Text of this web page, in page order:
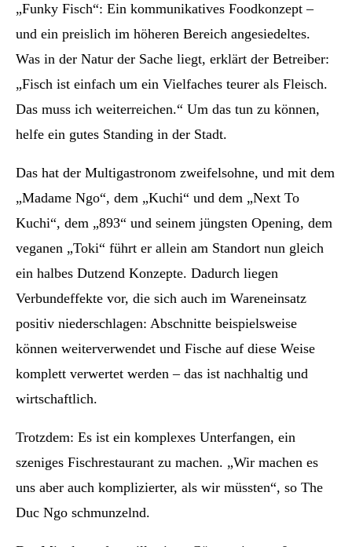
„Funky Fisch“: Ein kommunikatives Foodkonzept –
und ein preislich im höheren Bereich angesiedeltes.
Was in der Natur der Sache liegt, erklärt der Betreiber:
„Fisch ist einfach um ein Vielfaches teurer als Fleisch.
Das muss ich weiterreichen.“ Um das tun zu können,
helfe ein gutes Standing in der Stadt.
Das hat der Multigastronom zweifelsohne, und mit dem
„Madame Ngo“, dem „Kuchi“ und dem „Next To
Kuchi“, dem „893“ und seinem jüngsten Opening, dem
veganen „Toki“ führt er allein am Standort nun gleich
ein halbes Dutzend Konzepte. Dadurch liegen
Verbundeffekte vor, die sich auch im Wareneinsatz
positiv niederschlagen: Abschnitte beispielsweise
können weiterverwendet und Fische auf diese Weise
komplett verwertet werden – das ist nachhaltig und
wirtschaftlich.
Trotzdem: Es ist ein komplexes Unterfangen, ein
szeniges Fischrestaurant zu machen. „Wir machen es
uns aber auch komplizierter, als wir müssten“, so The
Duc Ngo schmunzelnd.